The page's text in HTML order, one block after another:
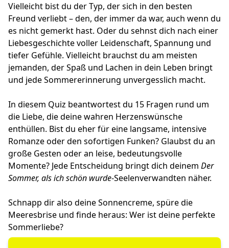
Vielleicht bist du der Typ, der sich in den besten
Freund verliebt – den, der immer da war, auch wenn du
es nicht gemerkt hast. Oder du sehnst dich nach einer
Liebesgeschichte voller Leidenschaft, Spannung und
tiefer Gefühle. Vielleicht brauchst du am meisten
jemanden, der Spaß und Lachen in dein Leben bringt
und jede Sommererinnerung unvergesslich macht.
In diesem Quiz beantwortest du 15 Fragen rund um
die Liebe, die deine wahren Herzenswünsche
enthüllen. Bist du eher für eine langsame, intensive
Romanze oder den sofortigen Funken? Glaubst du an
große Gesten oder an leise, bedeutungsvolle
Momente? Jede Entscheidung bringt dich deinem Der
Sommer, als ich schön wurde-Seelenverwandten näher.
Schnapp dir also deine Sonnencreme, spüre die
Meeresbrise und finde heraus: Wer ist deine perfekte
Sommerliebe?